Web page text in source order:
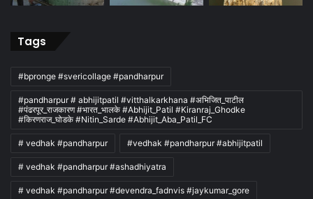
Tags
#bpronge #svericollage #pandharpur
#pandharpur # abhijitpatil #vitthalkarkhana #अभिजित_पाटील
#पंढरपूर_राजकारण #भारत_भालके #Abhijit_Patil #Kiranraj_Ghodke
#किरणराज_घोडके #Nitin_Sarde #Abhijit_Aba_Patil_FC
# vedhak #pandharpur #vedhak #pandharpur #abhijitpatil
# vedhak #pandharpur #ashadhiyatra
# vedhak #pandharpur #devendra_fadnvis #jaykumar_gore